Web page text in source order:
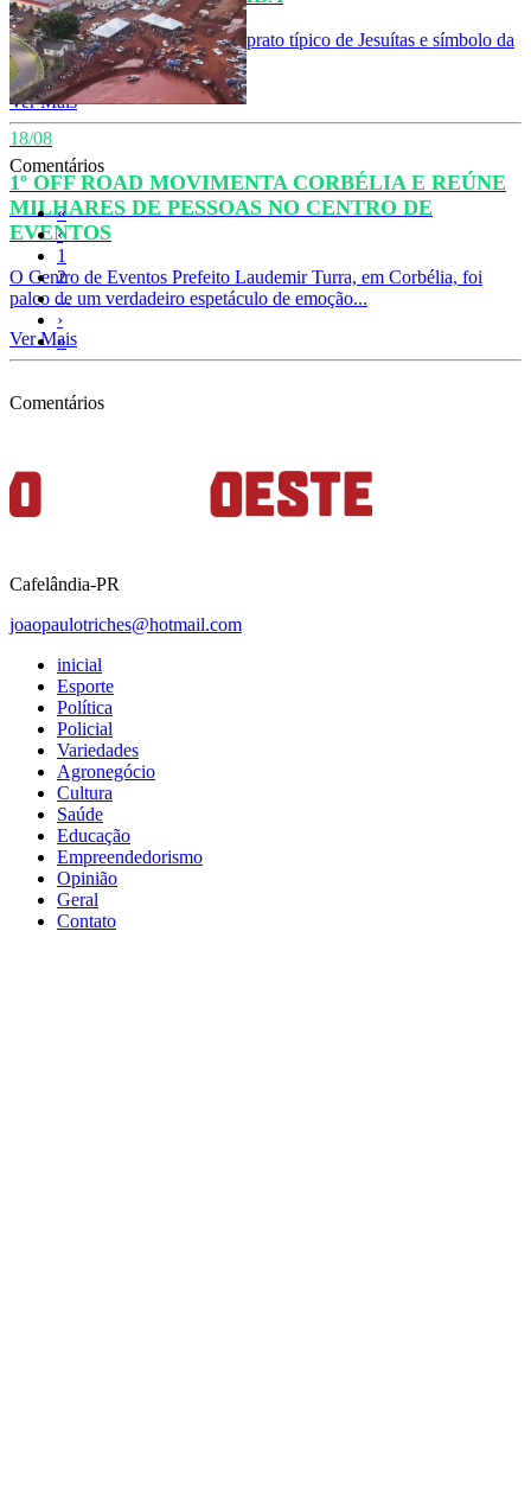
O tradicional Leitão na Grelha, prato típico de Jesuítas e símbolo da
cultura local, foi apresentado...
Ver Mais
Comentários
18/08
1º OFF ROAD MOVIMENTA CORBÉLIA E REÚNE
MILHARES DE PESSOAS NO CENTRO DE
EVENTOS
O Centro de Eventos Prefeito Laudemir Turra, em Corbélia, foi
palco de um verdadeiro espetáculo de emoção...
Ver Mais
Comentários
«
‹
1
2
...
›
»
Cafelândia-PR
joaopaulotriches@hotmail.com
inicial
Esporte
Política
Policial
Variedades
Agronegócio
Cultura
Saúde
Educação
Empreendedorismo
Opinião
Geral
Contato